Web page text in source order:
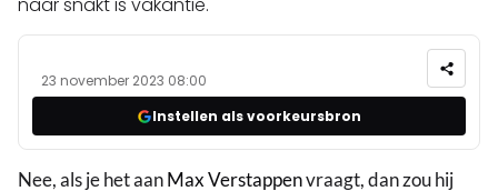
naar snakt is vakantie.
23 november 2023 08:00
Instellen als voorkeursbron
Nee, als je het aanMax Verstappenvraagt, dan zou hij